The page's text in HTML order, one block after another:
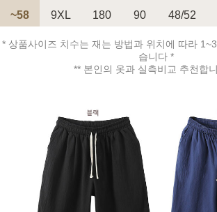
~58
9XL 180 90 48/52
* 상품사이즈 치수는 재는 방법과 위치에 따라
습니다 *
** 본인의 옷과 실측비교 추천합